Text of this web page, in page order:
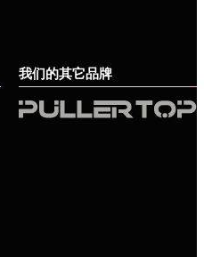
我们的其它品牌